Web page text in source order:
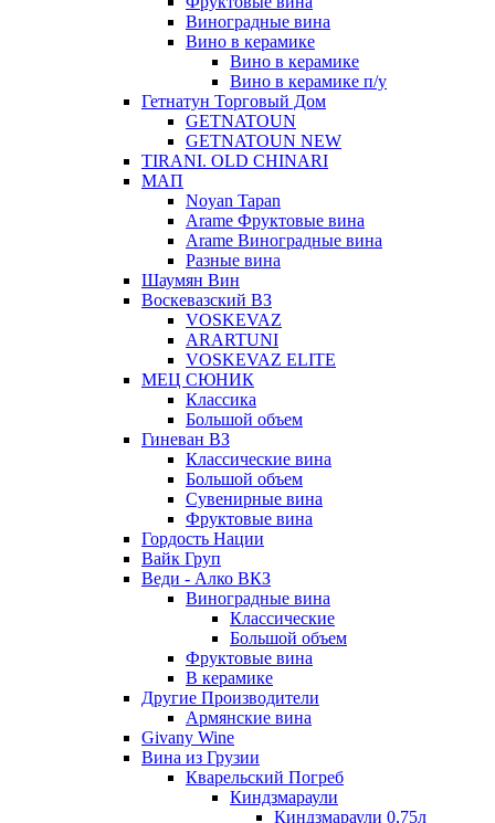
Виноградные вина
Вино в керамике
Вино в керамике
Вино в керамике п/у
Гетнатун Торговый Дом
GETNATOUN
GETNATOUN NEW
TIRANI. OLD CHINARI
МАП
Noyan Tapan
Arame Фруктовые вина
Arame Виноградные вина
Разные вина
Шаумян Вин
Воскевазский ВЗ
VOSKEVAZ
ARARTUNI
VOSKEVAZ ELITE
МЕЦ СЮНИК
Классика
Большой объем
Гиневан ВЗ
Классические вина
Большой объем
Сувенирные вина
Фруктовые вина
Гордость Нации
Вайк Груп
Веди - Алко ВКЗ
Виноградные вина
Классические
Большой объем
Фруктовые вина
В керамике
Другие Производители
Армянские вина
Givany Wine
Вина из Грузии
Кварельский Погреб
Киндзмараули
Киндзмараули 0,75л